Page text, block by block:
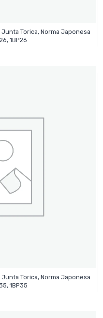
Junta Torica, Norma Japonesa
1BP26
Junta Torica, Norma Japonesa
1BP35